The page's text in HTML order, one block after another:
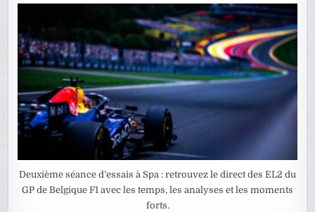
Deuxième séance d’essais à Spa : retrouvez le direct des EL2 du
GP de Belgique F1 avec les temps, les analyses et les moments
forts.